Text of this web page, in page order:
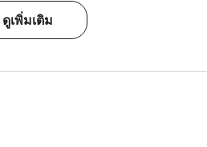
ดูเพิ่มเติม